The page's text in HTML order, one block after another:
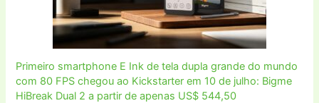
Primeiro smartphone E Ink de tela dupla grande do mundo
com 80 FPS chegou ao Kickstarter em 10 de julho: Bigme
HiBreak Dual 2 a partir de apenas US$ 544,50